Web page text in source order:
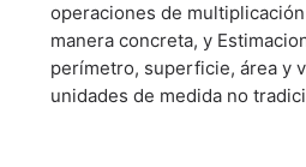
operaciones de
manera concreta, y
perímetro, superficie, área y
unidades de medida no